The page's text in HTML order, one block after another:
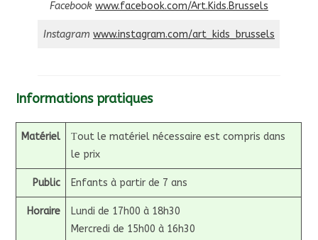
Facebook www.facebook.com/Art.Kids.Brussels
Instagram www.instagram.com/art_kids_brussels
Informations pratiques
Matériel
Тout le matériel nécessaire est compris dans
le prix
Public Enfants à partir de 7 ans
Horaire
Lundi de 17h00 à 18h30
Mercredi de 15h00 à 16h30